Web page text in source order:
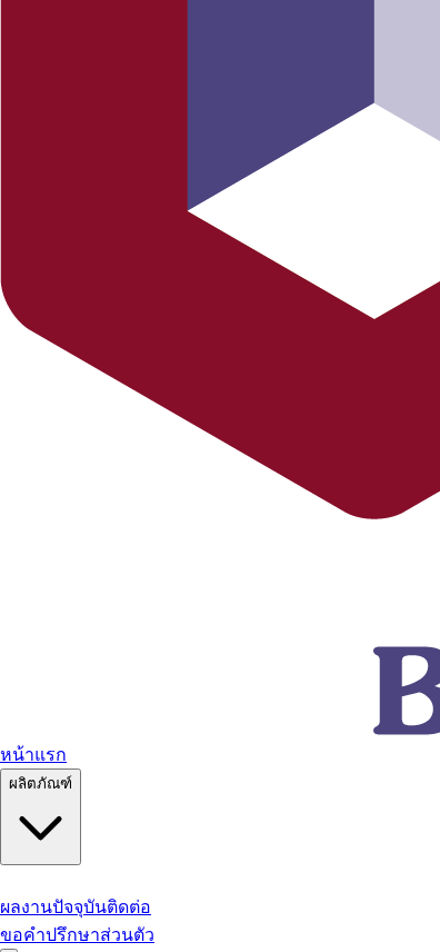
หน้าแรก
ผลิตภัณฑ์
ผลงานปัจจุบันติดต่อ
ขอคำปรึกษาส่วนตัว